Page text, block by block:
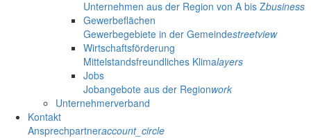
Unternehmen aus der Region von A bis Zbusiness
Gewerbeflächen
Gewerbegebiete in der Gemeindestreetview
Wirtschaftsförderung
Mittelstandsfreundliches Klimalayers
Jobs
Jobangebote aus der Regionwork
Unternehmerverband
Kontakt
Ansprechpartneraccount_circle